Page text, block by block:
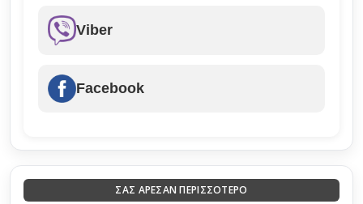
Viber
Facebook
ΣΑΣ ΑΡΕΣΑΝ ΠΕΡΙΣΣΟΤΕΡΟ